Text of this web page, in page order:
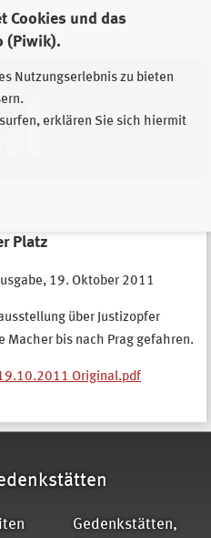
Cookies und das
(Piwik).
Nutzungserlebnis zu bieten
erklären Sie sich hiermit
Platz
19. Oktober 2011
über Justizopfer
Macher bis nach Prag gefahren.
Original.pdf
Gedenkstätten,